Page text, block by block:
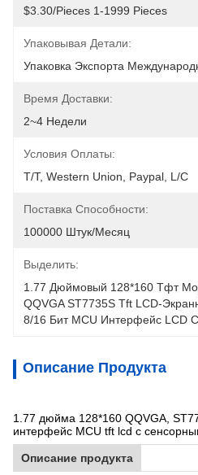
$3.30/pieces 1-1999 Pieces
Упаковывая Детали:
Упаковка Экспорта
Время Доставки:
2~4 Недели
Условия Оплаты:
T/T, Western Union, Paypal, L/C
Поставка Способности:
100000 Штук/месяц
Выделить:
1.77 Дюймовый 128*160 Тфт
QQVGA ST7735S Tft LCD-
8/16 Бит MCU Интерфейс LCD
Описание Продукта
1.77 дюйма 128*160 QQVGA,
интерфейс MCU tft lcd с
Описание продукта